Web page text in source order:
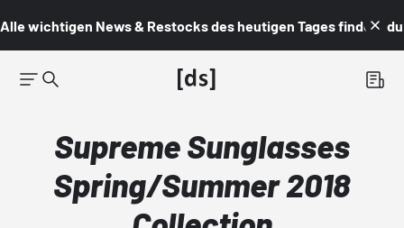
Alle wichtigen News & Restocks des heutigen Tages findest du
Supreme Sunglasses
Spring/Summer 2018